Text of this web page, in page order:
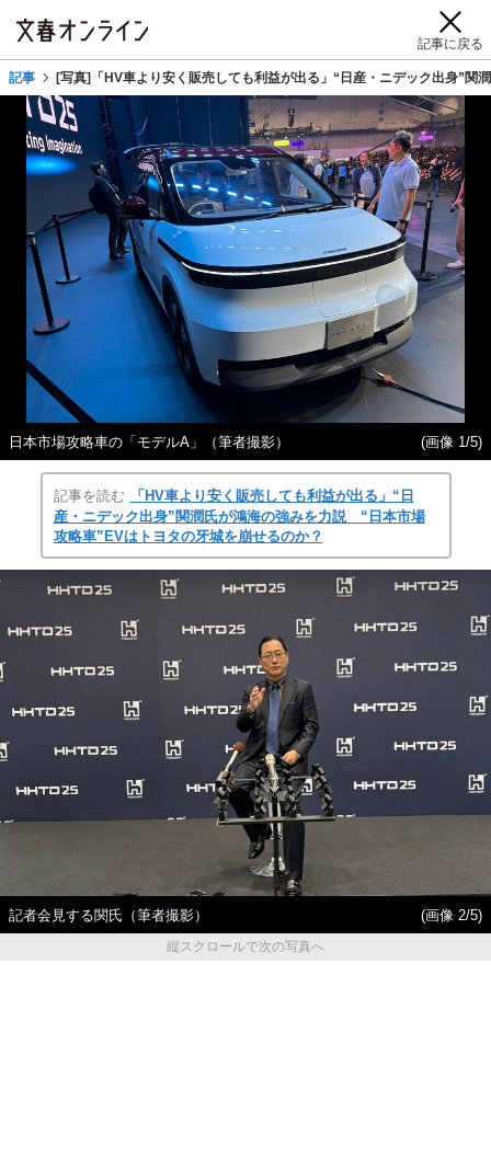
記事に戻る
記事 [写真]「HV車より安く販売しても利益が出る」“日産・ニデック出身”
日本市場攻略車の「モデルA」（筆者撮影） (画像 1/5)
記事を読む
「HV車より安く販売しても利益が出る」“日
産・ニデック出身”関潤氏が鴻海の強みを力説 “日本市場
攻略車”EVはトヨタの牙城を崩せるのか？
記者会見する関氏（筆者撮影）
(画像 2/5)
縦スクロールで次の写真へ